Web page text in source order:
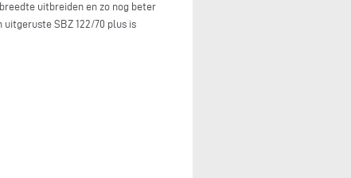
uitbreiden en zo nog beter
SBZ 122/70 plus is